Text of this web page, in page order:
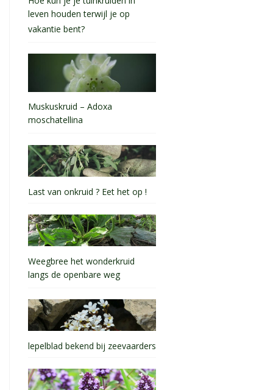
leven houden terwijl je op
vakantie bent?
Muskuskruid – Adoxa
moschatellina
Last van onkruid ? Eet het op !
Weegbree het wonderkruid
langs de openbare weg
lepelblad bekend bij zeevaarders